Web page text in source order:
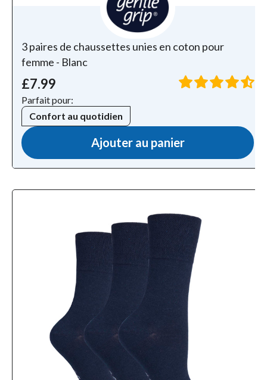
3 paires de chaussettes unies en coton pour
femme - Blanc
£7.99
Parfait pour:
Confort au quotidien
Ajouter au panier